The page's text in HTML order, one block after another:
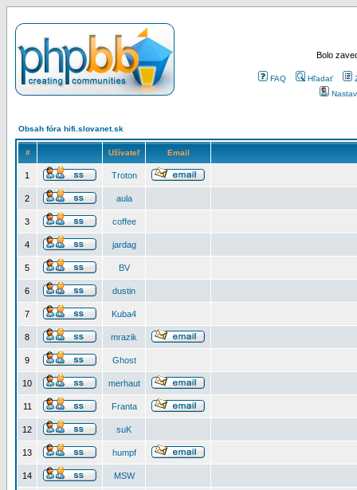
Bolo
FAQ Hľadať
Obsah fóra hifi.slovanet.sk
# Užívateľ Email
1 Troton
2 aula
3 coffee
4 jardag
5 BV
6 dustin
7 Kuba4
8 mrazik
9 Ghost
10 merhaut
11 Franta
12 suK
13 humpf
14 MSW